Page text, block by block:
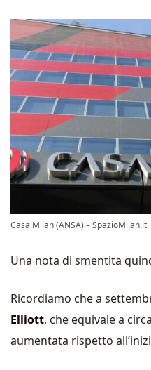
Casa Milan (ANSA) – SpazioMilan.it
Una nota di smentita
Ricordiamo che a
Elliott, che equivale a circa
aumentata rispetto